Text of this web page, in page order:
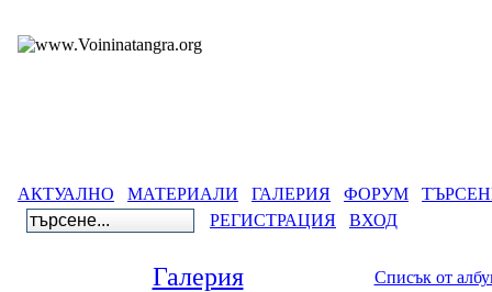
АКТУАЛНО МАТЕРИАЛИ ГАЛЕРИЯ ФОРУМ
РЕГИСТРАЦИЯ
ВХОД
Галерия Списък от